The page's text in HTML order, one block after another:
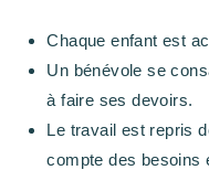
Chaque enfant est
Un bénévole se
à faire ses devoirs.
Le travail est repris
compte des besoins